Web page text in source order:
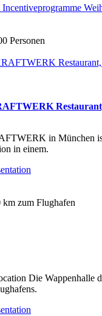
Personen
in München
in einem.
km zum Flughafen
Die Wappenhalle